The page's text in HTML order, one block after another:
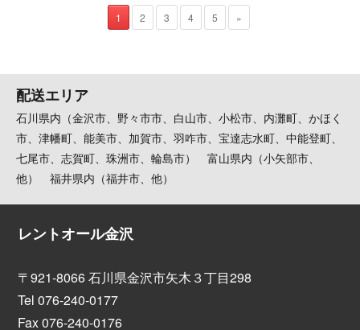
1 2 3 4 5 »
配送エリア
石川県内（金沢市、野々市市、白山市、小松市、内灘町、かほく
市、津幡町、能美市、加賀市、羽咋市、宝達志水町、中能登町、
七尾市、志賀町、珠洲市、輪島市） 富山県内（小矢部市、
他） 福井県内（福井市、他）
レントオール金沢
〒921-8066 石川県金沢市矢木３丁目298
Tel 076-240-0177
Fax 076-240-0176